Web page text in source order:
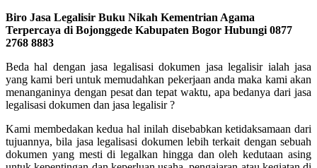
Biro Jasa Legalisir Buku Nikah Kementrian Agama
Terpercaya di Bojonggede Kabupaten Bogor Hubungi 0877
2768 8883
Beda hal dengan jasa legalisasi dokumen jasa legalisir ialah jasa
yang kami beri untuk memudahkan pekerjaan anda maka kami akan
menanganinya dengan pesat dan tepat waktu, apa bedanya dari jasa
legalisasi dokumen dan jasa legalisir ?
Kami membedakan kedua hal inilah disebabkan ketidaksamaan dari
tujuannya, bila jasa legalisasi dokumen lebih terkait dengan sebuah
dokumen yang mesti di legalkan hingga dan oleh kedutaan asing